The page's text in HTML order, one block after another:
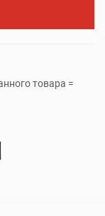
товара =